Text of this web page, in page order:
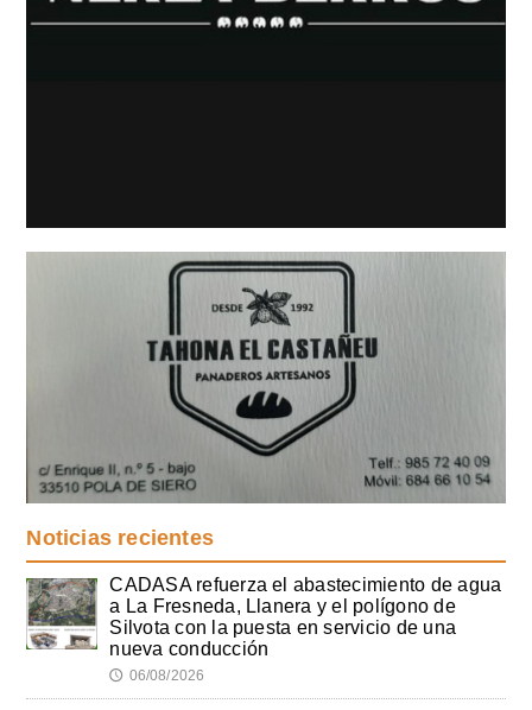
Noticias recientes
CADASA refuerza el abastecimiento de agua
a La Fresneda, Llanera y el polígono de
Silvota con la puesta en servicio de una
nueva conducción
🕔 06/08/2026